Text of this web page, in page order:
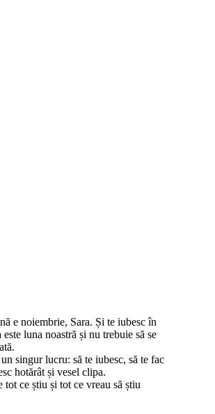
e noiembrie, Sara. Și te iubesc în
luna noastră și nu trebuie să se
singur lucru: să te iubesc, să te fac
hotărât și vesel clipa.
tot ce știu și tot ce vreau să știu